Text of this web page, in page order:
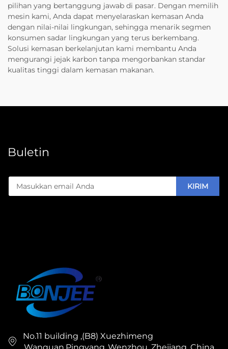
pilihan yang bertanggung jawab di pasar. Dengan memilih
mesin kami, Anda dapat menyelaraskan kemasan Anda
dengan nilai-nilai lingkungan, sehingga menarik segmen
konsumen sadar lingkungan yang terus berkembang.
Solusi kemasan berkelanjutan kami membantu Anda
mengurangi jejak karbon tanpa mengorbankan standar
kualitas tinggi dalam kemasan makanan.
Buletin
KIRIM
No.11 building ,(B8) Xuezhimeng
,Wanquan,Pingyang ,Wenzhou ,Zhejiang, China